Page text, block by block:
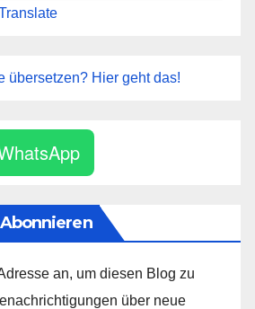
übersetzen? Hier geht das!
an, um diesen Blog zu
über neue